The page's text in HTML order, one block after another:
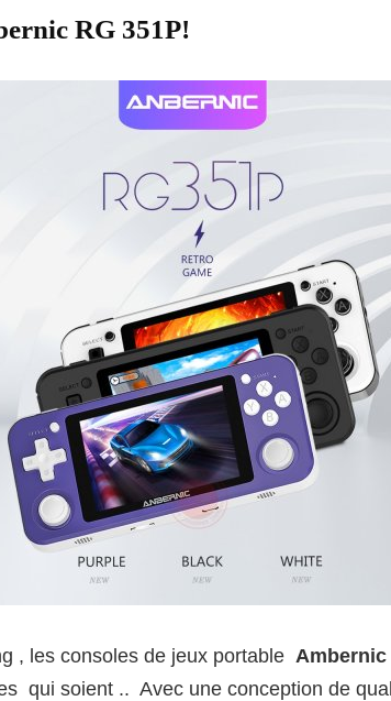
RG 351P!
, les consoles de jeux portable Ambernic
qui soient .. Avec une conception de